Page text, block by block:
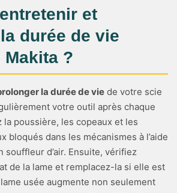
et
durée de vie
Makita ?
la durée de vie de votre scie
votre outil après chaque
poussière, les copeaux et les
bloqués dans les mécanismes à l’aide
souffleur d’air. Ensuite, vérifiez
de la lame et remplacez-la si elle est
usée augmente non seulement